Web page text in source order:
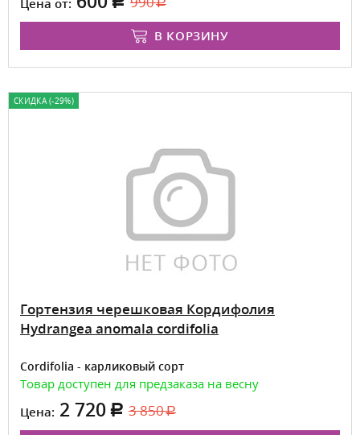
Цена от:
В КОРЗИНУ
СКИДКА (-29%)
Гортензия черешковая Кордифолия
Hydrangea anomala cordifolia
Cordifolia - карликовый сорт
Товар доступен для предзаказа на весну
Цена: 2 720 3 850